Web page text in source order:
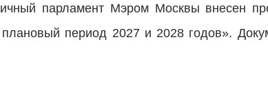
парламент Мэром Москвы внесен
период 2027 и 2028 годов».